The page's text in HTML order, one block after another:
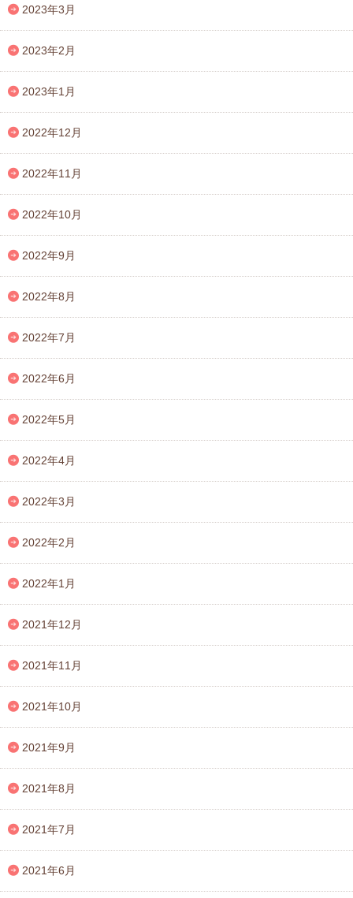
2023年3月
2023年2月
2023年1月
2022年12月
2022年11月
2022年10月
2022年9月
2022年8月
2022年7月
2022年6月
2022年5月
2022年4月
2022年3月
2022年2月
2022年1月
2021年12月
2021年11月
2021年10月
2021年9月
2021年8月
2021年7月
2021年6月